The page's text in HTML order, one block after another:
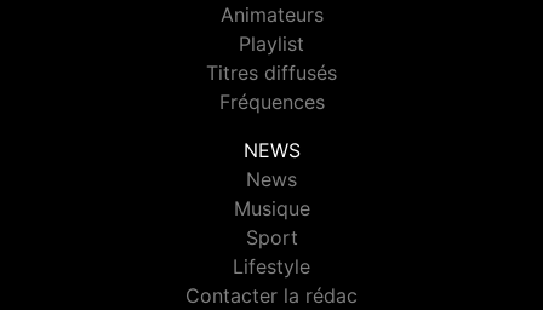
Animateurs
Playlist
Titres diffusés
Fréquences
NEWS
News
Musique
Sport
Lifestyle
Contacter la rédac